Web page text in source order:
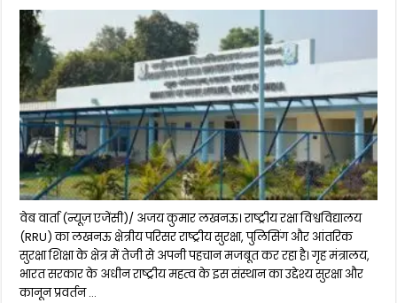
वेब वार्ता (न्यूज़ एजेंसी)/ अजय कुमार लखनऊ। राष्ट्रीय रक्षा विश्वविद्यालय
(RRU) का लखनऊ क्षेत्रीय परिसर राष्ट्रीय सुरक्षा, पुलिसिंग और आंतरिक
सुरक्षा शिक्षा के क्षेत्र में तेजी से अपनी पहचान मजबूत कर रहा है। गृह मंत्रालय,
भारत सरकार के अधीन राष्ट्रीय महत्व के इस संस्थान का उद्देश्य सुरक्षा और
कानून प्रवर्तन …